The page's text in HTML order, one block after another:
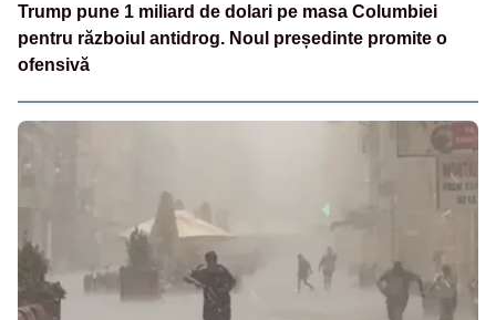
Trump pune 1 miliard de dolari pe masa Columbiei
pentru războiul antidrog. Noul președinte promite o
ofensivă